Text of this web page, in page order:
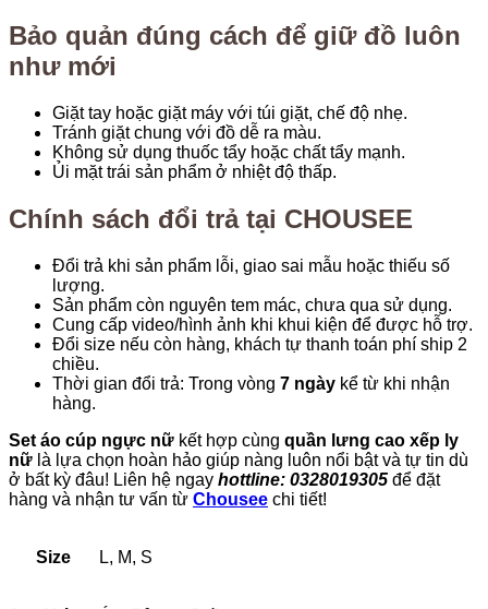
Bảo quản đúng cách để giữ đồ luôn
như mới
Giặt tay hoặc giặt máy với túi giặt, chế độ nhẹ.
Tránh giặt chung với đồ dễ ra màu.
Không sử dụng thuốc tẩy hoặc chất tẩy mạnh.
Ủi mặt trái sản phẩm ở nhiệt độ thấp.
Chính sách đổi trả tại CHOUSEE
Đổi trả khi sản phẩm lỗi, giao sai mẫu hoặc thiếu số
lượng.
Sản phẩm còn nguyên tem mác, chưa qua sử dụng.
Cung cấp video/hình ảnh khi khui kiện để được hỗ trợ.
Đổi size nếu còn hàng, khách tự thanh toán phí ship 2
chiều.
Thời gian đổi trả: Trong vòng 7 ngày kể từ khi nhận
hàng.
Set áo cúp ngực nữ kết hợp cùng quần lưng cao xếp ly
nữ là lựa chọn hoàn hảo giúp nàng luôn nổi bật và tự tin dù
ở bất kỳ đâu! Liên hệ ngay hottline: 0328019305 để đặt
hàng và nhận tư vấn từ Chousee chi tiết!
Size L, M, S